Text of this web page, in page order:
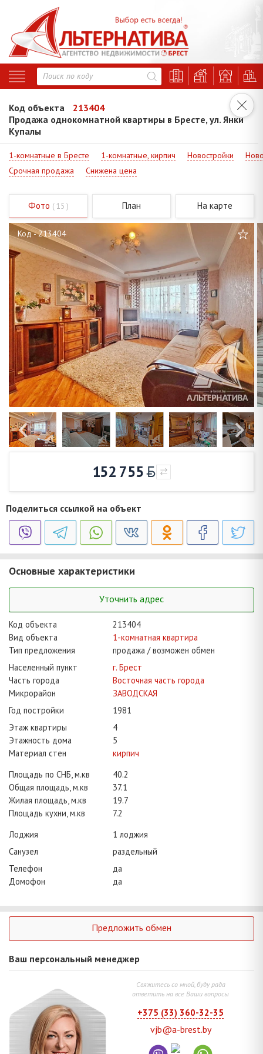
Код объекта
213404
Продажа однокомнатной квартиры в Бресте, ул. Янки
Купалы
1-комнатные в Бресте 1-комнатные, кирпич Новостройки
Срочная продажа
Снижена цена
Фото ( 15 ) План На карте
Код - 213404
152 755
Поделиться ссылкой на объект
Основные характеристики
Уточнить адрес
Код объекта
213404
Вид объекта
1-комнатная квартира
Тип предложения
продажа / возможен обмен
Населенный пункт
г. Брест
Часть города
Восточная часть города
Микрорайон
ЗАВОДСКАЯ
Год постройки
1981
Этаж квартиры
4
Этажность дома
5
Материал стен
кирпич
Площадь по СНБ, м.кв
40.2
Общая площадь, м.кв
37.1
Жилая площадь, м.кв
19.7
Площадь кухни, м.кв
7.2
Лоджия
1 лоджия
Санузел
раздельный
Телефон
да
Домофон
да
Предложить обмен
Ваш персональный менеджер
Свяжитесь со мной, буду рада
ответить на все Ваши вопросы
+375 (33) 360-32-35
vjb@a-brest.by